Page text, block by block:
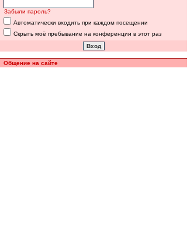
Забыли пароль?
Автоматически входить при каждом посещении
Скрыть моё пребывание на конференции в этот раз
Общение на сайте